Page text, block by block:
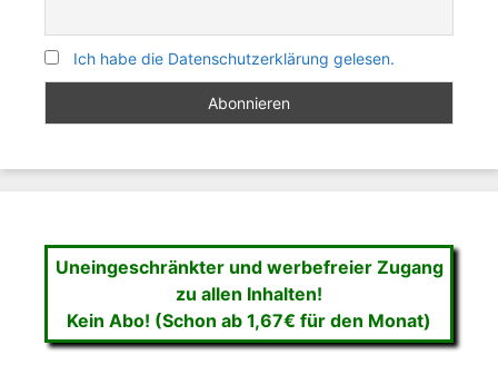
Ich habe die Datenschutzerklärung gelesen.
Uneingeschränkter und werbefreier Zugang
zu allen Inhalten!
Kein Abo! (Schon ab 1,67€ für den Monat)